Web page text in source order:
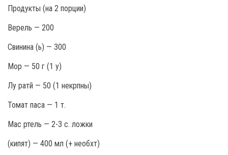
Продукты (на 2 порции)
Верель — 200
Свинина (ь) — 300
Мор — 50 г (1 у)
Лу ратй — 50 (1 некрпны)
Томат паса — 1 т.
Мас ртель — 2-3 с. ложки
(кипят) — 400 мл (+ необхт)